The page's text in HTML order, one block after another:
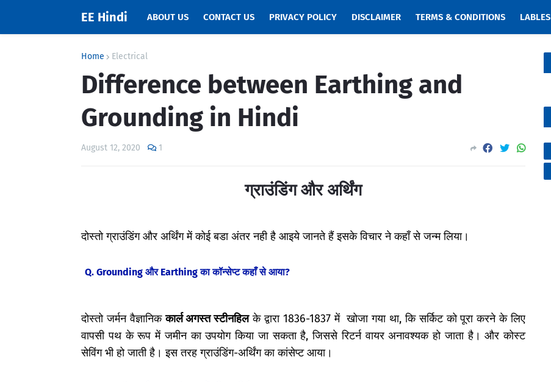
EE Hindi ABOUT US CONTACT US PRIVACY POLICY DISCLAIMER TERMS & CONDITIONS LABLES
Home Electrical
Difference between Earthing and
Grounding in Hindi
August 12, 2020 1
ग्राउंडिंगऔरअर्थिंग
दोस्तो ग्राउंडिंगऔर अर्थिंग मेंकोई बडा अंतर नही है आइये जानते हैं इसके विचार ने कहाँ से जन्म लिया।
Q. Grounding और Earthing का कॉन्सेप्ट कहाँ से आया?
दोस्तो जर्मन वैज्ञानिककार्ल अगस्त स्टीनहिलके द्वारा 1836-1837 में खोजा गया था, कि सर्किट को पूरा करने के लिए
वापसी पथ के रूप में जमीन का उपयोग किया जा सकता है, जिससे रिटर्न वायर अनावश्यक हो जाता है। और कोस्ट
सेविंग भी हो जाती है। इस तरह ग्राउंडिंग-अर्थिंग का कांसेप्ट आया।